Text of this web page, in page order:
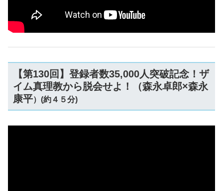
【第130回】登録者数35,000人突破記念！ザ
イム真理教から脱会せよ！（森永卓郎×森永
康平）(約４５分)